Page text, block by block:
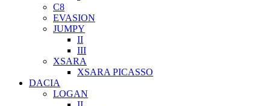
C8
EVASION
JUMPY
II
III
XSARA
XSARA PICASSO
DACIA
LOGAN